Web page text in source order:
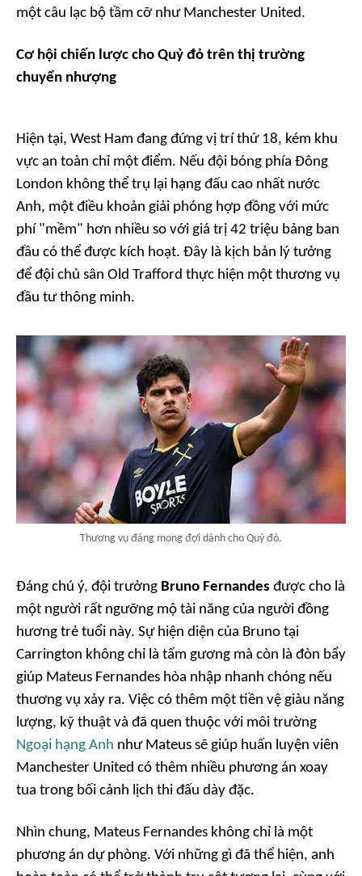
một câu lạc bộ tầm cỡ như Manchester United.
Cơ hội chiến lược cho Quỷ đỏ trên thị trường
chuyển nhượng
Hiện tại, West Ham đang đứng vị trí thứ 18, kém khu
vực an toàn chỉ một điểm. Nếu đội bóng phía Đông
London không thể trụ lại hạng đấu cao nhất nước
Anh, một điều khoản giải phóng hợp đồng với mức
phí "mềm" hơn nhiều so với giá trị 42 triệu bảng ban
đầu có thể được kích hoạt. Đây là kịch bản lý tưởng
để đội chủ sân Old Trafford thực hiện một thương vụ
đầu tư thông minh.
Thương vụ đáng mong đợi dành cho Quỷ đỏ.
Đáng chú ý, đội trưởng Bruno Fernandes được cho là
một người rất ngưỡng mộ tài năng của người đồng
hương trẻ tuổi này. Sự hiện diện của Bruno tại
Carrington không chỉ là tấm gương mà còn là đòn bẩy
giúp Mateus Fernandes hòa nhập nhanh chóng nếu
thương vụ xảy ra. Việc có thêm một tiền vệ giàu năng
lượng, kỹ thuật và đã quen thuộc với môi trường
Ngoại hạng Anh như Mateus sẽ giúp huấn luyện viên
Manchester United có thêm nhiều phương án xoay
tua trong bối cảnh lịch thi đấu dày đặc.
Nhìn chung, Mateus Fernandes không chỉ là một
phương án dự phòng. Với những gì đã thể hiện, anh